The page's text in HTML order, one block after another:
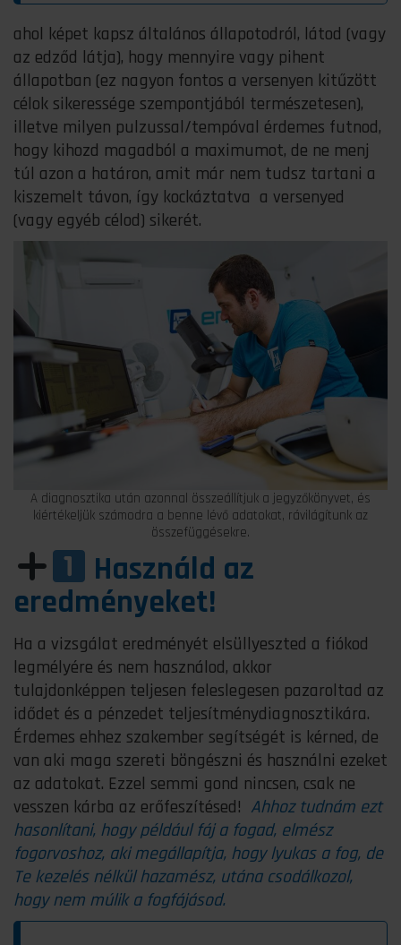
ahol képet kapsz általános állapotodról, látod (vagy
az edződ látja), hogy mennyire vagy pihent
állapotban (ez nagyon fontos a versenyen kitűzött
célok sikeressége szempontjából természetesen),
illetve milyen pulzussal/tempóval érdemes futnod,
hogy kihozd magadból a maximumot, de ne menj
túl azon a határon, amit már nem tudsz tartani a
kiszemelt távon, így kockáztatva a versenyed
(vagy egyéb célod) sikerét.
A diagnosztika után azonnal összeállítjuk a jegyzőkönyvet, és
kiértékeljük számodra a benne lévő adatokat, rávilágítunk az
összefüggésekre.
Használd az
eredményeket!
Ha a vizsgálat eredményét elsüllyeszted a fiókod
legmélyére és nem használod, akkor
tulajdonképpen teljesen feleslegesen pazaroltad az
idődet és a pénzedet teljesítménydiagnosztikára.
Érdemes ehhez szakember segítségét is kérned, de
van aki maga szereti böngészni és használni ezeket
az adatokat. Ezzel semmi gond nincsen, csak ne
vesszen kárba az erőfeszítésed! Ahhoz tudnám ezt
hasonlítani, hogy például fáj a fogad, elmész
fogorvoshoz, aki megállapítja, hogy lyukas a fog, de
Te kezelés nélkül hazamész, utána csodálkozol,
hogy nem múlik a fogfájásod.